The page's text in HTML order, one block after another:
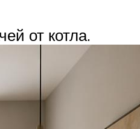
от котла.